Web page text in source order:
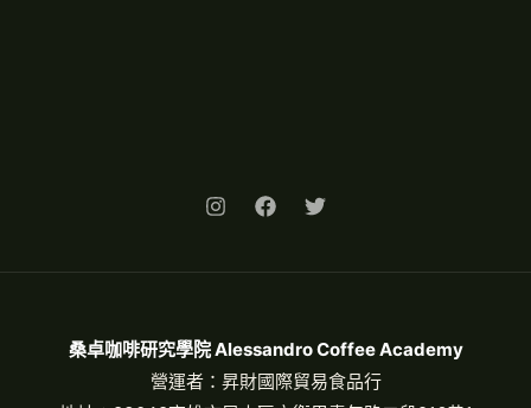
桑卓咖啡研究學院 Alessandro Coffee Academy
營運者：昇財國際貿易食品行